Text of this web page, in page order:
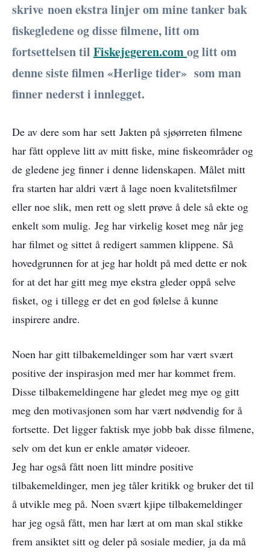
skrive noen ekstra linjer om mine tanker bak
fiskegledene og disse filmene, litt om
fortsettelsen til Fiskejegeren.comog litt om
denne siste filmen «Herlige tider» som man
finner nederst i innlegget.
De av dere som har sett Jakten på sjøørreten filmene
har fått oppleve litt av mitt fiske, mine fiskeområder og
de gledene jeg finner i denne lidenskapen. Målet mitt
fra starten har aldri vært å lage noen kvalitetsfilmer
eller noe slik, men rett og slett prøve å dele så ekte og
enkelt som mulig. Jeg har virkelig koset meg når jeg
har filmet og sittet å redigert sammen klippene. Så
hovedgrunnen for at jeg har holdt på med dette er nok
for at det har gitt meg mye ekstra gleder oppå selve
fisket, og i tillegg er det en god følelse å kunne
inspirere andre.
Noen har gitt tilbakemeldinger som har vært svært
positive der inspirasjon med mer har kommet frem.
Disse tilbakemeldingene har gledet meg mye og gitt
meg den motivasjonen som har vært nødvendig for å
fortsette. Det ligger faktisk mye jobb bak disse filmene,
selv om det kun er enkle amatør videoer.
Jeg har også fått noen litt mindre positive
tilbakemeldinger, men jeg tåler kritikk og bruker det til
å utvikle meg på. Noen svært kjipe tilbakemeldinger
har jeg også fått, men har lært at om man skal stikke
frem ansiktet sitt og deler på sosiale medier, ja da må